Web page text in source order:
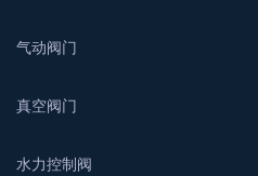
气动阀门
真空阀门
水力控制阀